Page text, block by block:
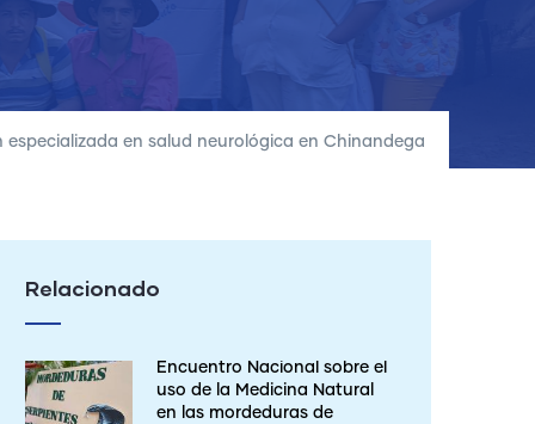
en salud neurológica en Chinandega
Relacionado
Encuentro Nacional sobre el
uso de la Medicina Natural
en las mordeduras de